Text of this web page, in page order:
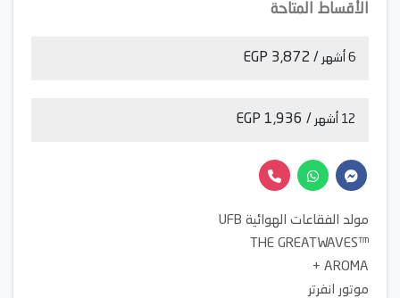
الأقساط المتاحة
6 أشهر / 3,872 EGP
12 أشهر / 1,936 EGP
مولد الفقاعات الهوائية UFB
™THE GREATWAVES
AROMA +
موتور انفرتر